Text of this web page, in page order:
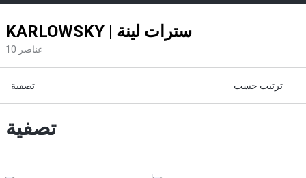
KARLOWSKY | سترات لينة
10 عناصر
تصفية ترتيب حسب
تصفية